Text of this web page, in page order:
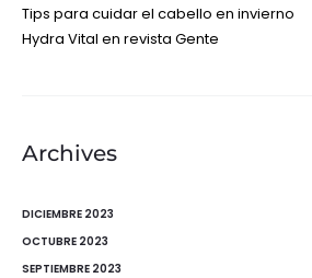
Tips para cuidar el cabello en invierno
Hydra Vital en revista Gente
Archives
DICIEMBRE 2023
OCTUBRE 2023
SEPTIEMBRE 2023